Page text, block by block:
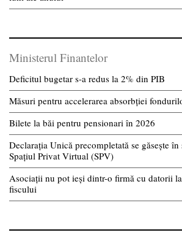
Ministerul Finantelor
Deficitul bugetar s-a redus la 2% din PIB
Măsuri pentru accelerarea absorbției
Bilete la băi pentru pensionari în 2026
Declarația Unică precompletată se găsește
Spațiul Privat Virtual (SPV)
Asociații nu pot ieși dintr-o firmă cu datorii
fiscului